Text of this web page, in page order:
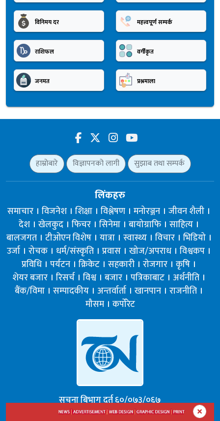
विनिमय दर महत्त्वपूर्ण सम्पर्क
राशिफल वर्गीकृत
जनमत प्रश्नमाला
हाम्रोबारे विज्ञापनको लागी सुझाब तथा सम्पर्क
लिंकहरु
समाचार विजनेश शिक्षा विश्लेषण मनोरञ्जन जीवन शैली
देश खेलकुद फिचर सिनेमा बायोग्राफि साहित्य
बालजगत टीओएन विशेष यात्रा स्वास्थ्य विचार भिडियो
उर्जा रोचक धर्म/संस्कृति प्रवास खोज/अपराध विश्वकप
प्रविधि पर्यटन क्रिकेट सहकारी रोजगार कृषि
शेयर बजार रिसर्च विश्व बजार पत्रिकाबाट अर्थनीति
बैंक/विमा सम्पादकीय अन्तर्वार्ता खानपान राजनीति
मौसम कर्पोरेट
सूचना बिभाग दर्त ६०/०७३/०६७
अध्यक्ष : ज्ञान प्रसाद पोखरेल